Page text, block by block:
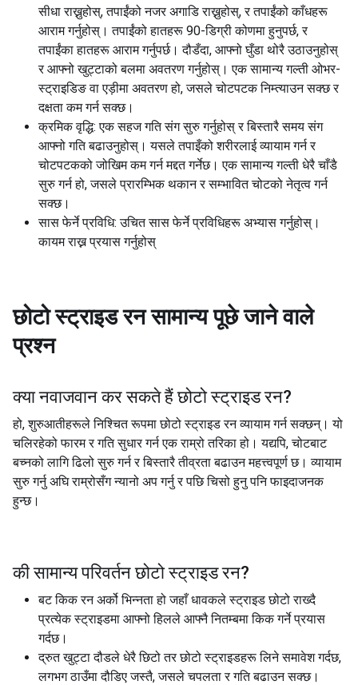
सीधा राख्नुहोस्, तपाईंको नजर अगाडि राख्नुहोस्, र तपाईंको काँधहरू
आराम गर्नुहोस्। तपाईंको हातहरू 90-डिग्री कोणमा हुनुपर्छ, र
तपाईंका हातहरू आराम गर्नुपर्छ। दौडँदा, आफ्नो घुँडा थोरै उठाउनुहोस्
र आफ्नो खुट्टाको बलमा अवतरण गर्नुहोस्। एक सामान्य गल्ती ओभर-
स्ट्राइडिङ वा एड़ीमा अवतरण हो, जसले चोटपटक निम्त्याउन सक्छ र
दक्षता कम गर्न सक्छ।
क्रमिक वृद्धि: एक सहज गति संग सुरु गर्नुहोस् र बिस्तारै समय संग
आफ्नो गति बढाउनुहोस्। यसले तपाइँको शरीरलाई व्यायाम गर्न र
चोटपटकको जोखिम कम गर्न मद्दत गर्नेछ। एक सामान्य गल्ती धेरै चाँडै
सुरु गर्न हो, जसले प्रारम्भिक थकान र सम्भावित चोटको नेतृत्व गर्न
सक्छ।
सास फेर्ने प्रविधि: उचित सास फेर्ने प्रविधिहरू अभ्यास गर्नुहोस्।
कायम राख्न प्रयास गर्नुहोस्
छोटो स्ट्राइड रन सामान्य पूछे जाने वाले
प्रश्न
क्या नवाजवान कर सकते हैं छोटो स्ट्राइड रन?
हो, शुरुआतीहरूले निश्चित रूपमा छोटो स्ट्राइड रन व्यायाम गर्न सक्छन्। यो
चलिरहेको फारम र गति सुधार गर्न एक राम्रो तरिका हो। यद्यपि, चोटबाट
बच्नको लागि ढिलो सुरु गर्न र बिस्तारै तीव्रता बढाउन महत्त्वपूर्ण छ। व्यायाम
सुरु गर्नु अघि राम्रोसँग न्यानो अप गर्नु र पछि चिसो हुनु पनि फाइदाजनक
हुन्छ।
की सामान्य परिवर्तन छोटो स्ट्राइड रन?
बट किक रन अर्को भिन्नता हो जहाँ धावकले स्ट्राइड छोटो राख्दै
प्रत्येक स्ट्राइडमा आफ्नो हिलले आफ्नै नितम्बमा किक गर्ने प्रयास
गर्दछ।
द्रुत खुट्टा दौडले धेरै छिटो तर छोटो स्ट्राइडहरू लिने समावेश गर्दछ,
लगभग ठाउँमा दौडिए जस्तै, जसले चपलता र गति बढाउन सक्छ।